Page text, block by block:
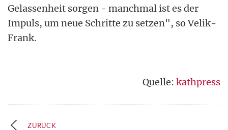
Gelassenheit sorgen - manchmal ist es der
Impuls, um neue Schritte zu setzen", so Velik-
Frank.
Quelle: kathpress
ZURÜCK